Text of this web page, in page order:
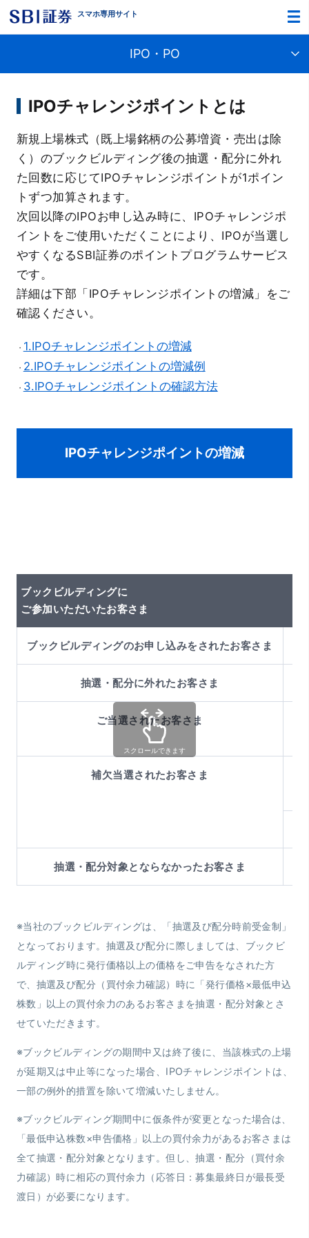
スマホ専用サイト
IPO・PO
ブックビルディングお申込み方法
当選確認・購入意思表示方法
IPOチャレンジポイント詳細
新規上場スケジュール
新規上場株式レポート
取扱実績
過去の申込履歴
IPOチャレンジポイントとは
新規上場株式（既上場銘柄の公募増資・売出は除
く）のブックビルディング後の抽選・配分に外れ
た回数に応じてIPOチャレンジポイントが1ポイン
トずつ加算されます。
次回以降のIPOお申し込み時に、IPOチャレンジポ
イントをご使用いただくことにより、IPOが当選し
やすくなるSBI証券のポイントプログラムサービス
です。
詳細は下部「IPOチャレンジポイントの増減」をご
確認ください。
・ 1.IPOチャレンジポイントの増減
・ 2.IPOチャレンジポイントの増減例
・ 3.IPOチャレンジポイントの確認方法
IPOチャレンジポイントの増減
ブックビルディングに
ご参加いただいたお客さま
ブックビルディングのお申し込みをされたお客さま
抽選・配分に外れたお客さま
ご当選されたお客さま
補欠当選されたお客さま
抽選・配分対象とならなかったお客さま
スクロールできます
※当社のブックビルディングは、「抽選及び配分時前受金制」
となっております。抽選及び配分に際しましては、ブックビ
ルディング時に発行価格以上の価格をご申告をなされた方
で、抽選及び配分（買付余力確認）時に「発行価格×最低申込
株数」以上の買付余力のあるお客さまを抽選・配分対象とさ
せていただきます。
※ブックビルディングの期間中又は終了後に、当該株式の上場
が延期又は中止等になった場合、IPOチャレンジポイントは、
一部の例外的措置を除いて増減いたしません。
※ブックビルディング期間中に仮条件が変更となった場合は、
「最低申込株数×申告価格」以上の買付余力があるお客さまは
全て抽選・配分対象となります。但し、抽選・配分（買付余
力確認）時に相応の買付余力（応答日：募集最終日が最長受
渡日）が必要になります。